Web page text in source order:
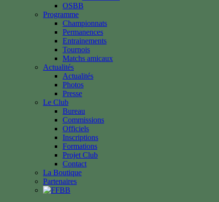
OSBB
Programme
Championnats
Permanences
Entrainements
Tournois
Matchs amicaux
Actualités
Actualités
Photos
Presse
Le Club
Bureau
Commissions
Officiels
Inscriptions
Formations
Projet Club
Contact
La Boutique
Partenaires